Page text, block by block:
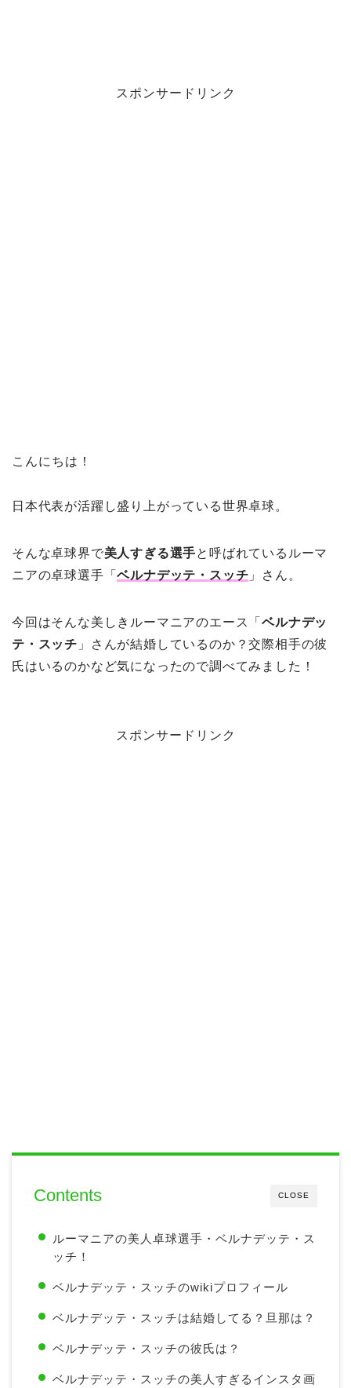
スポンサードリンク
こんにちは！
日本代表が活躍し盛り上がっている世界卓球。
そんな卓球界で美人すぎる選手と呼ばれているルーマ
ニアの卓球選手「ベルナデッテ・スッチ 」さん。
今回はそんな美しきルーマニアのエース「ベルナデッ
テ・スッチ 」さんが結婚しているのか？交際相手の彼
氏はいるのかなど気になったので調べてみました！
スポンサードリンク
CLOSE
Contents
ルーマニアの美人卓球選手・ベルナデッテ・ス
ッチ！
ベルナデッテ・スッチのwikiプロフィール
ベルナデッテ・スッチは結婚してる？旦那は？
ベルナデッテ・スッチの彼氏は？
ベルナデッテ・スッチの美人すぎるインスタ画